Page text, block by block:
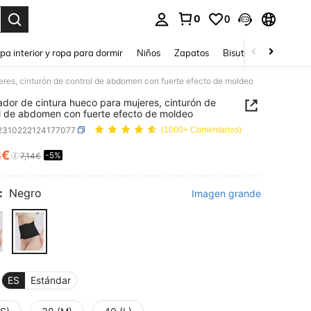
0 0
interior y ropa para dormir Niños Zapatos Bisutería Y
cinturón de control de abdomen con fuerte efecto de moldeo
de cintura hueco para mujeres, cinturón de
de abdomen con fuerte efecto de moldeo
(1000+ Comentarios)
AND AVAILABILITY
7,14€ -5%
Negro Imagen grande
ES Estándar